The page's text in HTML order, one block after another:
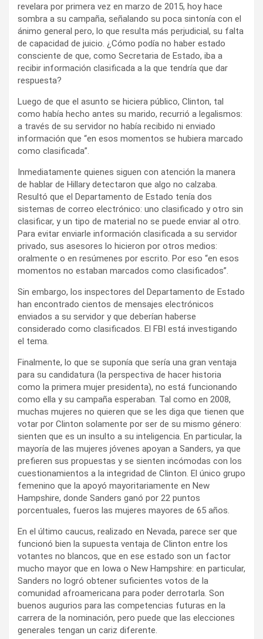
revelara por primera vez en marzo de 2015, hoy hace
sombra a su campaña, señalando su poca sintonía con el
ánimo general pero, lo que resulta más perjudicial, su falta
de capacidad de juicio. ¿Cómo podía no haber estado
consciente de que, como Secretaria de Estado, iba a
recibir información clasificada a la que tendría que dar
respuesta?
Luego de que el asunto se hiciera público, Clinton, tal
como había hecho antes su marido, recurrió a legalismos:
a través de su servidor no había recibido ni enviado
información que “en esos momentos se hubiera marcado
como clasificada”.
Inmediatamente quienes siguen con atención la manera
de hablar de Hillary detectaron que algo no calzaba.
Resultó que el Departamento de Estado tenía dos
sistemas de correo electrónico: uno clasificado y otro sin
clasificar, y un tipo de material no se puede enviar al otro.
Para evitar enviarle información clasificada a su servidor
privado, sus asesores lo hicieron por otros medios:
oralmente o en resúmenes por escrito. Por eso “en esos
momentos no estaban marcados como clasificados”.
Sin embargo, los inspectores del Departamento de Estado
han encontrado cientos de mensajes electrónicos
enviados a su servidor y que deberían haberse
considerado como clasificados. El FBI está investigando
el tema.
Finalmente, lo que se suponía que sería una gran ventaja
para su candidatura (la perspectiva de hacer historia
como la primera mujer presidenta), no está funcionando
como ella y su campaña esperaban. Tal como en 2008,
muchas mujeres no quieren que se les diga que tienen que
votar por Clinton solamente por ser de su mismo género:
sienten que es un insulto a su inteligencia. En particular, la
mayoría de las mujeres jóvenes apoyan a Sanders, ya que
prefieren sus propuestas y se sienten incómodas con los
cuestionamientos a la integridad de Clinton. El único grupo
femenino que la apoyó mayoritariamente en New
Hampshire, donde Sanders ganó por 22 puntos
porcentuales, fueros las mujeres mayores de 65 años.
En el último caucus, realizado en Nevada, parece ser que
funcionó bien la supuesta ventaja de Clinton entre los
votantes no blancos, que en ese estado son un factor
mucho mayor que en Iowa o New Hampshire: en particular,
Sanders no logró obtener suficientes votos de la
comunidad afroamericana para poder derrotarla. Son
buenos augurios para las competencias futuras en la
carrera de la nominación, pero puede que las elecciones
generales tengan un cariz diferente.